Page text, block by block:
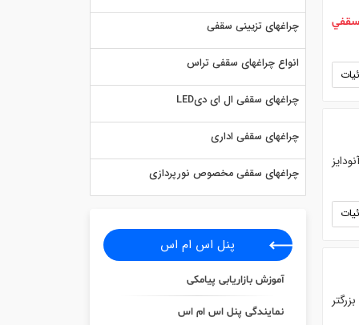
سقفي
با صفحه آنودایز
چراغهای تزیینی سقفی
انواع چراغهای سقفی تراس
چراغهای سقفی ال ای دیLED
چراغهای سقفی اداری
چراغهای سقفی مخصوص نورپردازی
پنل اس ام اس
آموزش بازاریابی پیامکی
نمایندگی پنل اس ام اس